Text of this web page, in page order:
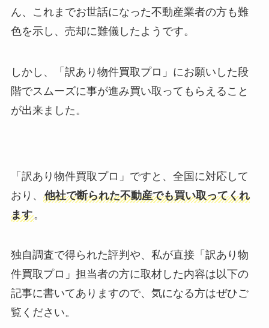
ん、これまでお世話になった不動産業者の方も難
色を示し、売却に難儀したようです。
しかし、「訳あり物件買取プロ」にお願いした段
階でスムーズに事が進み買い取ってもらえること
が出来ました。
「訳あり物件買取プロ」ですと、全国に対応して
おり、 他社で断られた不動産でも買い取ってくれ
ます。
独自調査で得られた評判や、私が直接「訳あり物
件買取プロ」担当者の方に取材した内容は以下の
記事に書いてありますので、気になる方はぜひご
覧ください。